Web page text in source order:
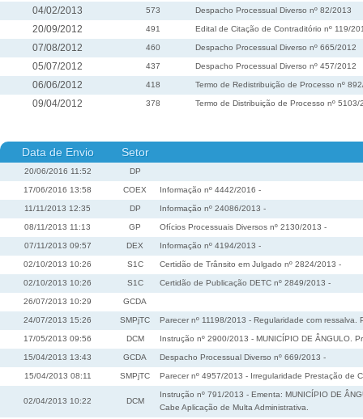
04/02/2013 573 Despacho Processual Diverso nº 82/2013
20/09/2012 491 Edital de Citação de Contraditório nº 119/
07/08/2012 460 Despacho Processual Diverso nº 665/2012
05/07/2012 437 Despacho Processual Diverso nº 457/2012
06/06/2012 418 Termo de Redistribuição de Processo nº
09/04/2012 378 Termo de Distribuição de Processo nº 5103/
Data de Envio Setor
20/06/2016 11:52 DP
17/06/2016 13:58 COEX Informação nº 4442/2016 -
11/11/2013 12:35 DP Informação nº 24086/2013 -
08/11/2013 11:13 GP Ofícios Processuais Diversos nº 2130/2013 -
07/11/2013 09:57 DEX Informação nº 4194/2013 -
02/10/2013 10:26 S1C Certidão de Trânsito em Julgado nº 2824/2013 -
02/10/2013 10:26 S1C Certidão de Publicação DETC nº 2849/2013 -
26/07/2013 10:29 GCDA
24/07/2013 15:26 SMPjTC Parecer nº 11198/2013 - Regularidade com
17/05/2013 09:56 DCM Instrução nº 2900/2013 - MUNICÍPIO DE ÂNGULO.
15/04/2013 13:43 GCDA Despacho Processual Diverso nº 669/2013 -
15/04/2013 08:11 SMPjTC Parecer nº 4957/2013 - Irregularidade Prestação de
02/04/2013 10:22 DCM
Instrução nº 791/2013 - Ementa: MUNICÍPIO DE
Cabe Aplicação de Multa Administrativa.